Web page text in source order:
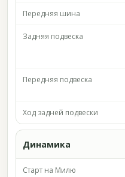
Передняя шина
Задняя подвеска
Передняя подвеска
Ход задней подвески
Динамика
Старт на Милю